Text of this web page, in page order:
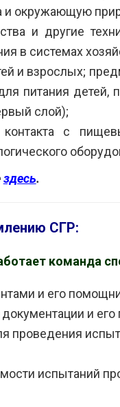
и окружающую
и другие
в системах
и взрослых;
питания детей,
слой);
с
здесь.
СГР:
команда
и его
и
проведения
испытаний